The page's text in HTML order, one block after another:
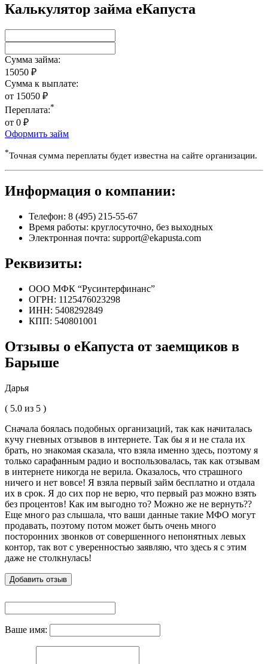
Калькулятор займа еКапуста
Сумма займа:
15050 ₽
Сумма к выплате:
от 15050 ₽
Переплата:*
от 0 ₽
Оформить займ
*Точная сумма переплаты будет известна на сайте организации.
Информация о компании:
Телефон: 8 (495) 215-55-67
Время работы: круглосуточно, без выходных
Электронная почта: support@ekapusta.com
Реквизиты:
ООО МФК “Русинтерфинанс”
ОГРН: 1125476023298
ИНН: 5408292849
КПП: 540801001
Отзывы о еКапуста от заемщиков в
Барыше
Дарья
( 5.0 из 5 )
Сначала боялась подобных организаций, так как начиталась
кучу гневных отзывов в интернете. Так бы я и не стала их
брать, но знакомая сказала, что взяла именно здесь, поэтому я
только сарафанным радио и воспользовалась, так как отзывам
в интернете никогда не верила. Оказалось, что страшного
ничего и нет вовсе! Я взяла первый займ бесплатно и отдала
их в срок. Я до сих пор не верю, что первый раз можно взять
без процентов! Как им выгодно то? Можно же не вернуть??
Еще много раз слышала, что ваши данные такие МФО могут
продавать, поэтому потом может быть очень много
посторонних звонков от совершенного непонятных левых
контор, так вот с уверенностью заявляю, что здесь я с этим
даже не столкнулась!
Добавить отзыв
Ваше имя: